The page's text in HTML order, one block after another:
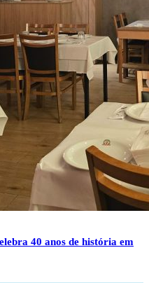
40 anos de história em